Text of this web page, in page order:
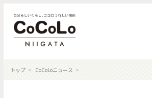
トップ CoCoLoニュース